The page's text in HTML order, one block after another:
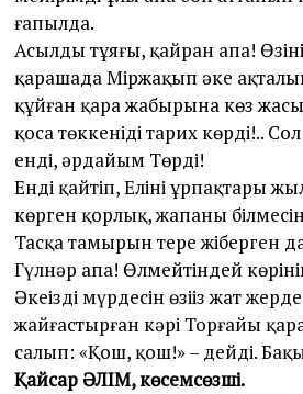
ғапылда.
Асылдың тұяғы, қайран апа!
қарашада Міржақып әкең
құйған қара жаңбырына көз
қоса төккеніңді тарих көрді!..
енді, әрдайым Төрді!
Енді қайтіп, Еліңнің ұрпақтары
көрген қорлық, жапаны
Тасқа тамырын терең жіберген
Гүлнәр апа! Өлмейтіндей
Әкеңіздің мүрдесін өзіңіз жат
жайғастырған кәрі Торғайың
салып: «Қош, қош!» – дейді.
Қайсар ӘЛІМ, көсемсөзші.